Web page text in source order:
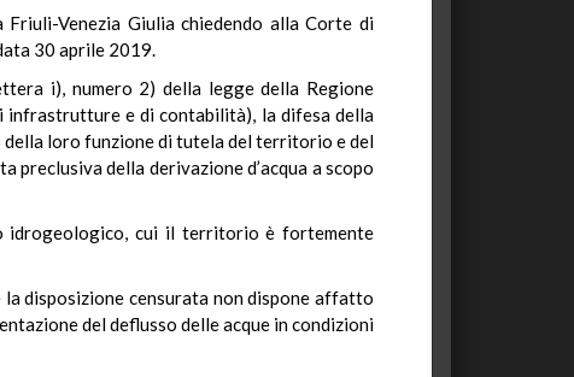
Venezia Giulia chiedendo alla Corte di
30 aprile 2019.
i), numero 2) della legge della Regione
infrastrutture e di contabilità), la difesa della
loro funzione di tutela del territorio e del
della derivazione d’acqua a scopo
idrogeologico, cui il territorio è fortemente
disposizione censurata non dispone affatto
del deflusso delle acque in condizioni